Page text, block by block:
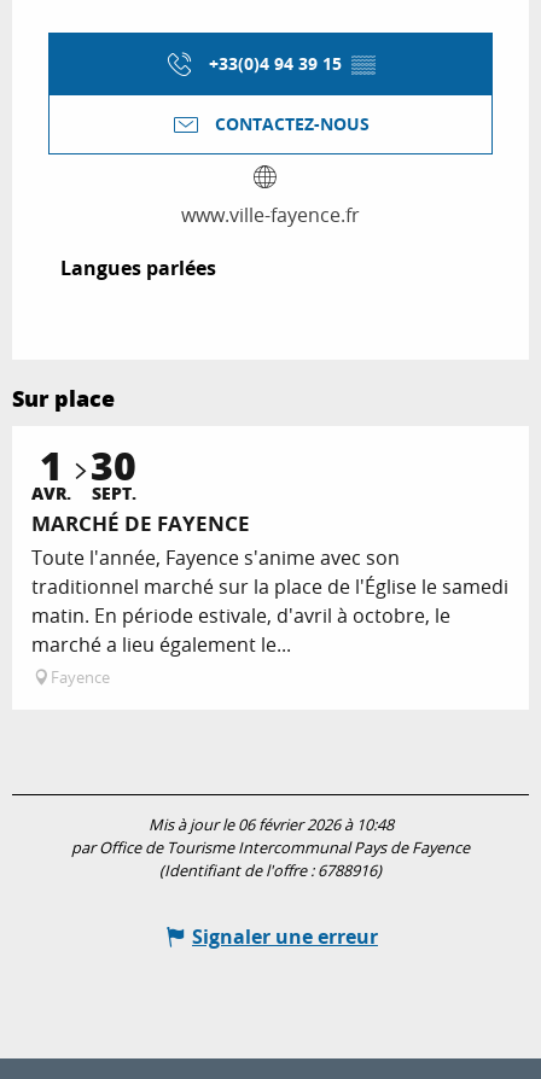
+33(0)4 94 39 15 ▒▒
CONTACTEZ-NOUS
www.ville-fayence.fr
Langues parlées
Langues parlées
Sur place
1
AVR. 30
SEPT.
MARCHÉ DE FAYENCE
Toute l'année, Fayence s'anime avec son
traditionnel marché sur la place de l'Église le samedi
matin. En période estivale, d'avril à octobre, le
marché a lieu également le...
Fayence
Mis à jour le 06 février 2026 à 10:48
par Office de Tourisme Intercommunal Pays de Fayence
(Identifiant de l'offre :6788916)
Signaler une erreur